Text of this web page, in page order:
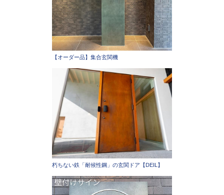
【オーダー品】集合玄関機
朽ちない鉄「耐候性鋼」の玄関ドア【DEIL】